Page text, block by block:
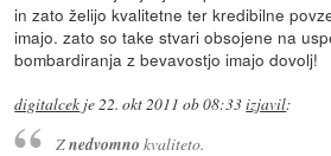
in zato želijo kvalitetne ter kredibilne
imajo. zato so take stvari obsojene na
bombardiranja z bevavostjo imajo dovolj!
digitalcek je22. okt 2011 ob 08:33izjavil:
Znedvomno kvaliteto.